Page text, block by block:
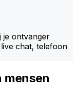
je ontvanger
chat, telefoon
mensen